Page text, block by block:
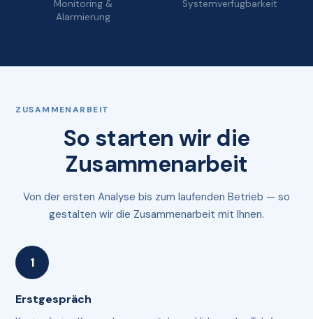
Monitoring &
Alarmierung
Systemverfügbarkeit
ZUSAMMENARBEIT
So starten wir die
Zusammenarbeit
Von der ersten Analyse bis zum laufenden Betrieb — so
gestalten wir die Zusammenarbeit mit Ihnen.
Erstgespräch